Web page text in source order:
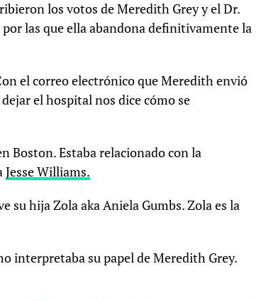
los votos de Meredith Grey y el Dr.
por las que ella abandona definitivamente la
el correo electrónico que Meredith envió
el hospital nos dice cómo se
Boston. Estaba relacionado con la
Jesse Williams.
su hija Zola aka Aniela Gumbs. Zola es la
interpretaba su papel de Meredith Grey.